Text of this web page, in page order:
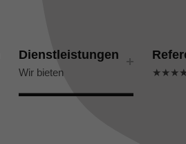
Dienstleistungen
Wir bieten